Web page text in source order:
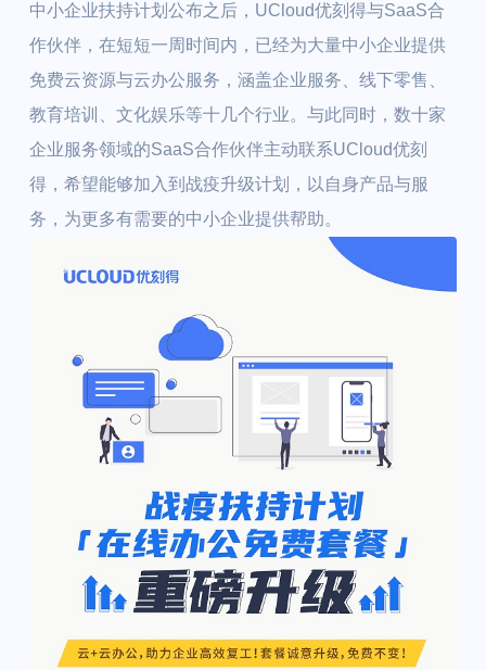
中小企业扶持计划公布之后，UCloud优刻得与SaaS合
作伙伴，在短短一周时间内，已经为大量中小企业提供
免费云资源与云办公服务，涵盖企业服务、线下零售、
教育培训、文化娱乐等十几个行业。与此同时，数十家
企业服务领域的SaaS合作伙伴主动联系UCloud优刻
得，希望能够加入到战疫升级计划，以自身产品与服
务，为更多有需要的中小企业提供帮助。